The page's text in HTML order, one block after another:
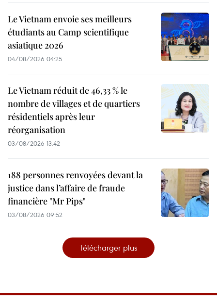
Le Vietnam envoie ses meilleurs
étudiants au Camp scientifique
asiatique 2026
04/08/2026 04:25
Le Vietnam réduit de 46,33 % le
nombre de villages et de quartiers
résidentiels après leur
réorganisation
03/08/2026 13:42
188 personnes renvoyées devant la
justice dans l’affaire de fraude
financière "Mr Pips"
03/08/2026 09:52
Télécharger plus